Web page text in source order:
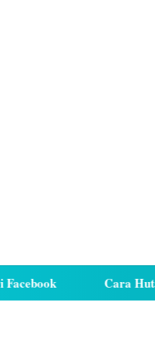
Cara Hutang Kuota